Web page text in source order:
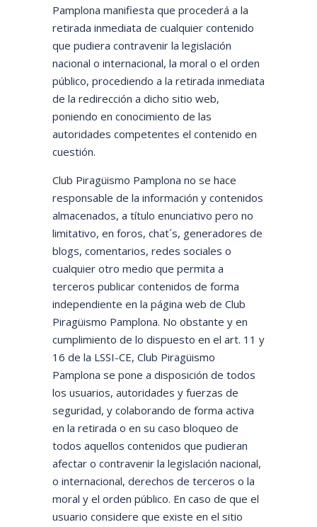
Pamplona manifiesta que procederá a la
retirada inmediata de cualquier contenido
que pudiera contravenir la legislación
nacional o internacional, la moral o el orden
público, procediendo a la retirada inmediata
de la redirección a dicho sitio web,
poniendo en conocimiento de las
autoridades competentes el contenido en
cuestión.
Club Piragüismo Pamplona no se hace
responsable de la información y contenidos
almacenados, a título enunciativo pero no
limitativo, en foros, chat´s, generadores de
blogs, comentarios, redes sociales o
cualquier otro medio que permita a
terceros publicar contenidos de forma
independiente en la página web de Club
Piragüismo Pamplona. No obstante y en
cumplimiento de lo dispuesto en el art. 11 y
16 de la LSSI-CE, Club Piragüismo
Pamplona se pone a disposición de todos
los usuarios, autoridades y fuerzas de
seguridad, y colaborando de forma activa
en la retirada o en su caso bloqueo de
todos aquellos contenidos que pudieran
afectar o contravenir la legislación nacional,
o internacional, derechos de terceros o la
moral y el orden público. En caso de que el
usuario considere que existe en el sitio